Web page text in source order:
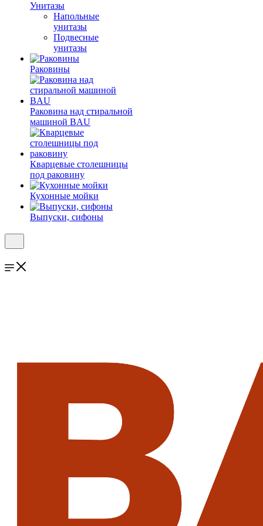
Унитазы
Напольные
унитазы
Подвесные
унитазы
Раковины
Раковина над стиральной
машиной BAU
Кварцевые столешницы
под раковину
Кухонные мойки
Выпуски, сифоны